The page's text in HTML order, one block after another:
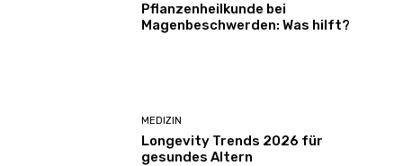
Pflanzenheilkunde bei
Magenbeschwerden: Was hilft?
MEDIZIN
Longevity Trends 2026 für
gesundes Altern